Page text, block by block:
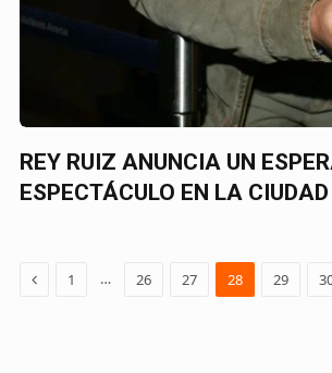
REY RUIZ ANUNCIA UN
ESPECTÁCULO EN LA
Previous
1 … 26 27 28 29